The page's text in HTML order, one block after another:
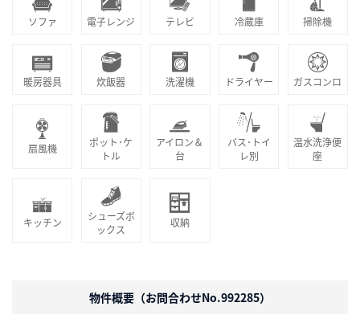
ソファ 電子レンジ テレビ 冷蔵庫 掃除機
暖房器具 炊飯器 洗濯機 ドライヤー ガスコンロ
扇風機
ポット･ケ
トル
アイロン＆
台
バス･トイ
レ別
温水洗浄便
座
キッチン
シューズボ
ックス
収納
物件概要（お問合わせNo.992285）